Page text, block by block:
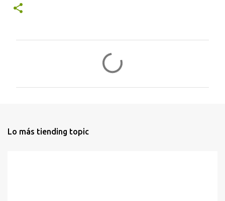
Lo más tiending topic